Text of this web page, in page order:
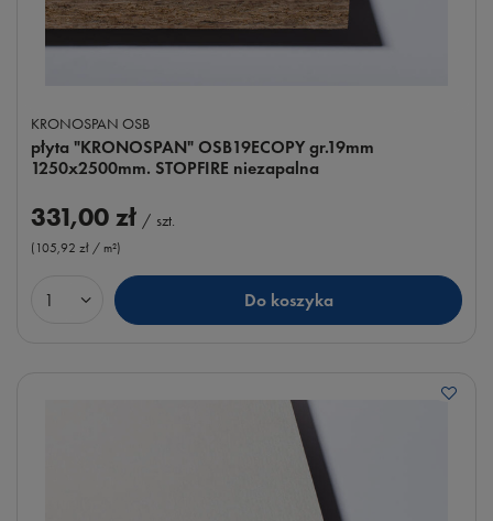
KRONOSPAN OSB
płyta "KRONOSPAN" OSB19ECOPY gr.19mm
1250x2500mm. STOPFIRE niezapalna
331,00 zł / szt.
(105,92 zł / m²)
Ilość produktów Do koszyka